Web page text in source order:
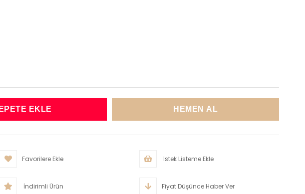
Favorilere Ekle İstek Listeme Ekle
İndirimli Ürün Fiyat Düşünce Haber Ver